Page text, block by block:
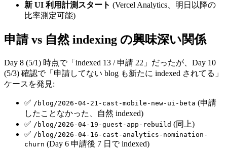
新 UI 利用計測スタート (Vercel Analytics、明日以降の
比率測定可能)
申請 vs 自然 indexing の興味深い関係
Day 8 (5/1) 時点で「indexed 13 / 申請 22」だったが、Day 10
(5/3) 確認で「申請してない blog も新たに indexed されてる」
ケースを発見:
✅ /blog/2026-04-21-cast-mobile-new-ui-beta (申請
したことなかった、自然 indexed)
✅ /blog/2026-04-19-guest-app-rebuild (同上)
✅ /blog/2026-04-16-cast-analytics-nomination-
churn (Day 6 申請後 7 日で indexed)